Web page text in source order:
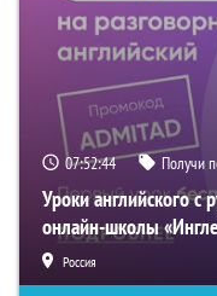
07:52:43 Получи
Уроки английского
онлайн-школы
Россия